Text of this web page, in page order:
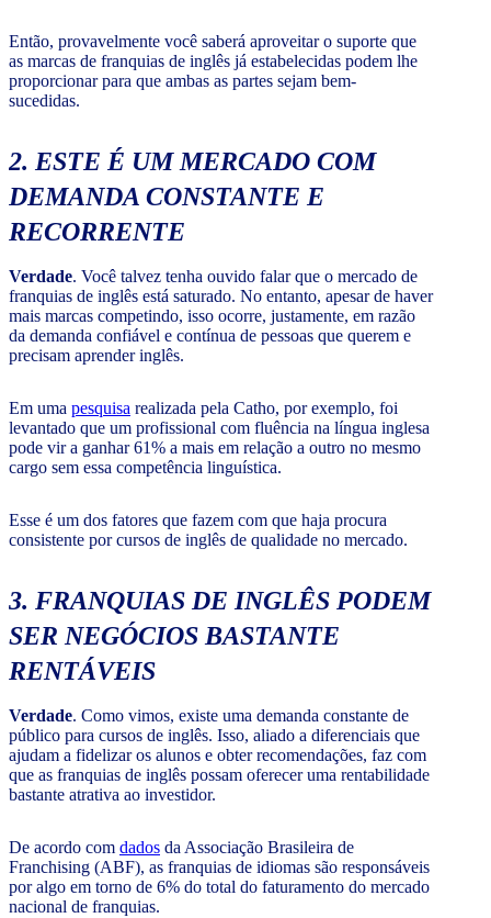
Então, provavelmente você saberá aproveitar o suporte que
as marcas de franquias de inglês já estabelecidas podem lhe
proporcionar para que ambas as partes sejam bem-
sucedidas.
2. ESTE É UM MERCADO COM
DEMANDA CONSTANTE E
RECORRENTE
Verdade. Você talvez tenha ouvido falar que o mercado de
franquias de inglês está saturado. No entanto, apesar de haver
mais marcas competindo, isso ocorre, justamente, em razão
da demanda confiável e contínua de pessoas que querem e
precisam aprender inglês.
Em uma pesquisa realizada pela Catho, por exemplo, foi
levantado que um profissional com fluência na língua inglesa
pode vir a ganhar 61% a mais em relação a outro no mesmo
cargo sem essa competência linguística.
Esse é um dos fatores que fazem com que haja procura
consistente por cursos de inglês de qualidade no mercado.
3. FRANQUIAS DE INGLÊS PODEM
SER NEGÓCIOS BASTANTE
RENTÁVEIS
Verdade. Como vimos, existe uma demanda constante de
público para cursos de inglês. Isso, aliado a diferenciais que
ajudam a fidelizar os alunos e obter recomendações, faz com
que as franquias de inglês possam oferecer uma rentabilidade
bastante atrativa ao investidor.
De acordo com dados da Associação Brasileira de
Franchising (ABF), as franquias de idiomas são responsáveis
por algo em torno de 6% do total do faturamento do mercado
nacional de franquias.